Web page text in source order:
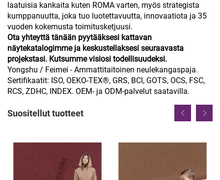
laatuisia kankaita kuten ROMA varten, myös strategista
kumppanuutta, joka tuo luotettavuutta, innovaatiota ja 35
vuoden kokemusta toimitusketjuusi.
Ota yhteyttä tänään pyytääksesi kattavan
näytekatalogimme ja keskustellaksesi seuraavasta
projekstasi. Kutsumme visiosi todellisuudeksi.
Yongshu / Feimei - Ammattitaitoinen neulekangaspaja.
Sertifikaatit: ISO, OEKO-TEX®, GRS, BCI, GOTS, OCS, FSC,
RCS, ZDHC, INDEX. OEM- ja ODM-palvelut saatavilla.
Suositellut tuotteet